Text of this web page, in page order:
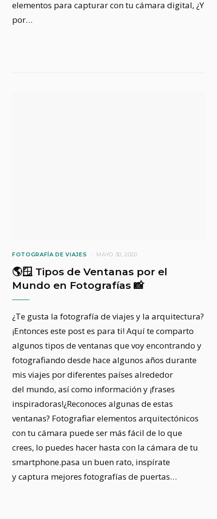
elementos para capturar con tu cámara digital, ¿Y
por…
FOTOGRAFÍA DE VIAJES MAYO 30, 2020
🌎🪟 Tipos de Ventanas por el
Mundo en Fotografías 📸
¿Te gusta la fotografía de viajes y la arquitectura?
¡Entonces este post es para ti! Aquí te comparto
algunos tipos de ventanas que voy encontrando y
fotografiando desde hace algunos años durante
mis viajes por diferentes países alrededor
del mundo, así como información y ¡frases
inspiradoras!¿Reconoces algunas de estas
ventanas? Fotografiar elementos arquitectónicos
con tu cámara puede ser más fácil de lo que
crees, lo puedes hacer hasta con la cámara de tu
smartphone.pasa un buen rato, inspírate
y captura mejores fotografías de puertas…